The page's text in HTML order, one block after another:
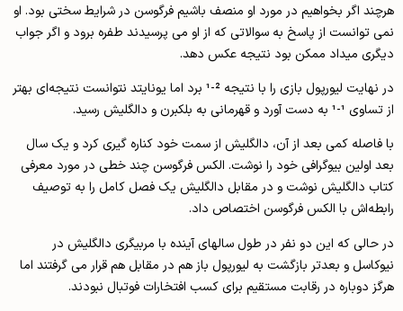
هرچند اگر بخواهیم در مورد او منصف باشیم فرگوسن در شرایط سختی بود. او
نمی توانست از پاسخ به سوالاتی که از او می پرسیدند طفره برود و اگر جواب
دیگری میداد ممکن بود نتیجه عکس دهد.
در نهایت لیورپول بازی را با نتیجه 2-1 برد اما یونایتد نتوانست نتیجه‌ای بهتر
از تساوی 1-1 به دست آورد و قهرمانی به بلکبرن و دالگلیش رسید.
با فاصله کمی بعد از آن، دالگلیش از سمت خود کناره گیری کرد و یک سال
بعد اولین بیوگرافی خود را نوشت. الکس فرگوسن چند خطی در مورد معرفی
کتاب دالگلیش نوشت و در مقابل دالگلیش یک فصل کامل را به توصیف
رابطه‌اش با الکس فرگوسن اختصاص داد.
در حالی که این دو نفر در طول سالهای آینده با مربیگری دالگلیش در
نیوکاسل و بعدتر بازگشت به لیورپول باز هم در مقابل هم قرار می گرفتند اما
هرگز دوباره در رقابت مستقیم برای کسب افتخارات فوتبال نبودند.